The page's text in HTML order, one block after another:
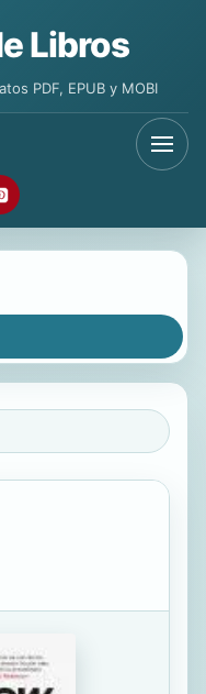
Libros
PDF, EPUB y MOBI